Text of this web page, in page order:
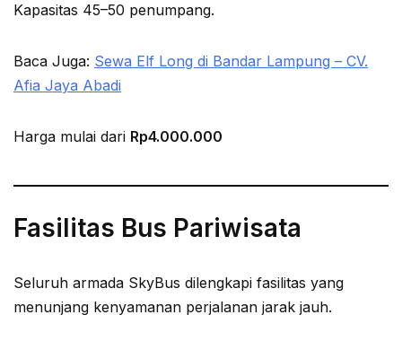
Kapasitas 45–50 penumpang.
Baca Juga: Sewa Elf Long di Bandar Lampung – CV.
Afia Jaya Abadi
Harga mulai dari Rp4.000.000
Fasilitas Bus Pariwisata
Seluruh armada SkyBus dilengkapi fasilitas yang
menunjang kenyamanan perjalanan jarak jauh.